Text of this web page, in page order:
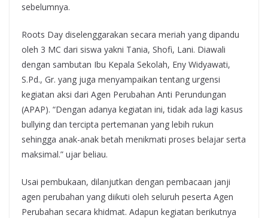
sebelumnya.
Roots Day diselenggarakan secara meriah yang dipandu
oleh 3 MC dari siswa yakni Tania, Shofi, Lani. Diawali
dengan sambutan Ibu Kepala Sekolah, Eny Widyawati,
S.Pd., Gr. yang juga menyampaikan tentang urgensi
kegiatan aksi dari Agen Perubahan Anti Perundungan
(APAP). “Dengan adanya kegiatan ini, tidak ada lagi kasus
bullying dan tercipta pertemanan yang lebih rukun
sehingga anak-anak betah menikmati proses belajar serta
maksimal.” ujar beliau.
Usai pembukaan, dilanjutkan dengan pembacaan janji
agen perubahan yang diikuti oleh seluruh peserta Agen
Perubahan secara khidmat. Adapun kegiatan berikutnya